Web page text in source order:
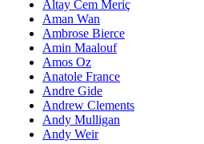
Altay Cem Meriç
Aman Wan
Ambrose Bierce
Amin Maalouf
Amos Oz
Anatole France
Andre Gide
Andrew Clements
Andy Mulligan
Andy Weir